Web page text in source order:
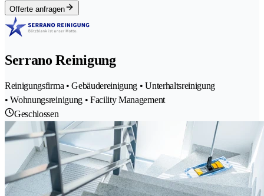
Offerte anfragen
Serrano Reinigung
Reinigungsfirma • Gebäudereinigung • Unterhaltsreinigung
• Wohnungsreinigung • Facility Management
Geschlossen